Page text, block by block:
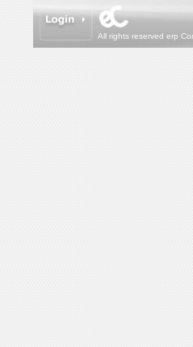
All rights reserved erp